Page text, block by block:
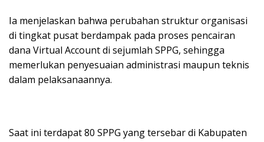
Ia menjelaskan bahwa perubahan struktur organisasi
di tingkat pusat berdampak pada proses pencairan
dana Virtual Account di sejumlah SPPG, sehingga
memerlukan penyesuaian administrasi maupun teknis
dalam pelaksanaannya.
Saat ini terdapat 80 SPPG yang tersebar di Kabupaten